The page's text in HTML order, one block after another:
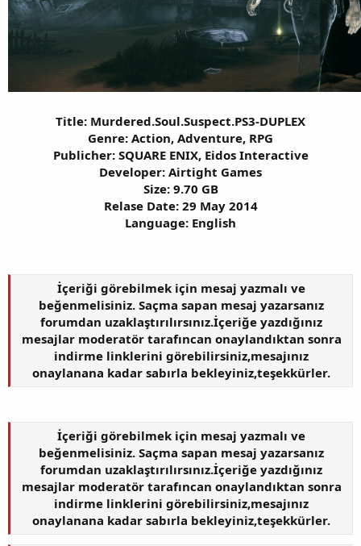
Title: Murdered.Soul.Suspect.PS3-DUPLEX
Genre: Action, Adventure, RPG
Publicher: SQUARE ENIX, Eidos Interactive
Developer: Airtight Games
Size: 9.70 GB
Relase Date: 29 May 2014
Language: English
İçeriği görebilmek için mesaj yazmalı ve
beğenmelisiniz. Saçma sapan mesaj yazarsanız
forumdan uzaklaştırılırsınız.İçeriğe yazdığınız
mesajlar moderatör tarafıncan onaylandıktan sonra
indirme linklerini görebilirsiniz,mesajınız
onaylanana kadar sabırla bekleyiniz,teşekkürler.
İçeriği görebilmek için mesaj yazmalı ve
beğenmelisiniz. Saçma sapan mesaj yazarsanız
forumdan uzaklaştırılırsınız.İçeriğe yazdığınız
mesajlar moderatör tarafıncan onaylandıktan sonra
indirme linklerini görebilirsiniz,mesajınız
onaylanana kadar sabırla bekleyiniz,teşekkürler.